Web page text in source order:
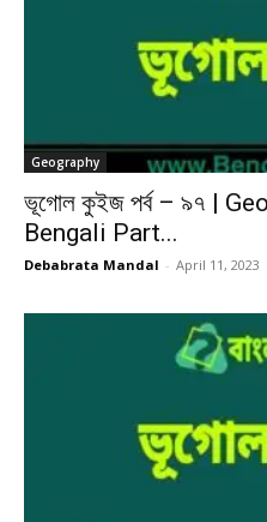
Geography
ভূগোল কুইজ পর্ব – ৯৭ |
Bengali Part...
Debabrata Mandal - April 11, 2023